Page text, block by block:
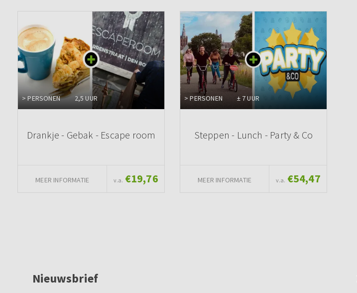
> PERSONEN 2,5 UUR
Drankje - Gebak - Escape room
MEER INFORMATIE v.a. €19,76
> PERSONEN ± 7 UUR
Steppen - Lunch - Party & Co
MEER INFORMATIE v.a. €54,47
Nieuwsbrief